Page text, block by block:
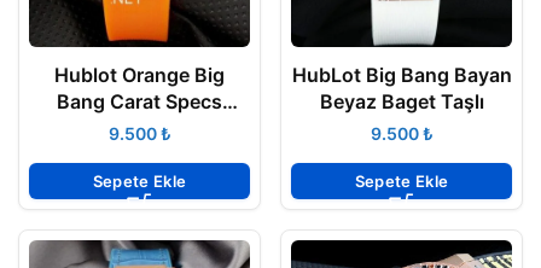
Hublot Orange Big
Bang Carat Specs
Bayan Saati
₺
Sepete Ekle
HubLot Big Bang Bayan
Beyaz Baget Taşlı
₺
Sepete Ekle